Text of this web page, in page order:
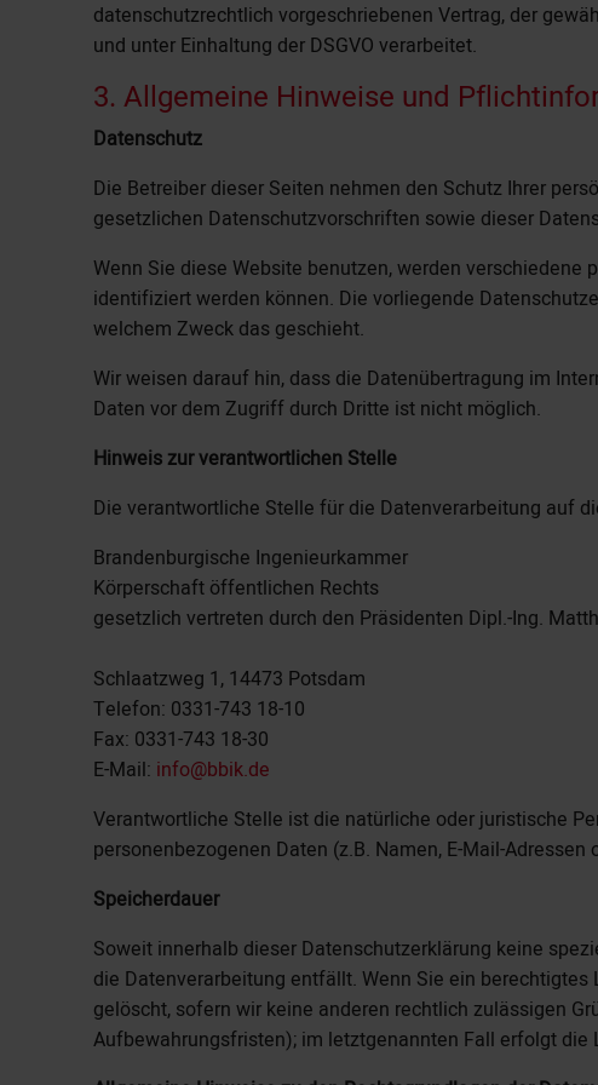
datenschutzrechtlich vorgeschriebenen Vertrag, der
und unter Einhaltung der DSGVO verarbeitet.
3. Allgemeine Hinweise und
Datenschutz
Die Betreiber dieser Seiten nehmen den Schutz Ihrer
gesetzlichen Datenschutzvorschriften sowie dieser
Wenn Sie diese Website benutzen, werden
identifiziert werden können. Die vorliegende
welchem Zweck das geschieht.
Wir weisen darauf hin, dass die Datenübertragung im
Daten vor dem Zugriff durch Dritte ist nicht möglich.
Hinweis zur verantwortlichen Stelle
Die verantwortliche Stelle für die Datenverarbeitung auf
Brandenburgische Ingenieurkammer
Körperschaft öffentlichen Rechts
gesetzlich vertreten durch den Präsidenten Dipl.-Ing.
Schlaatzweg 1, 14473 Potsdam
Telefon: 0331-743 18-10
Fax: 0331-743 18-30
E-Mail: info@bbik.de
Verantwortliche Stelle ist die natürliche oder juristische
personenbezogenen Daten (z.B. Namen, E-Mail-Adressen
Speicherdauer
Soweit innerhalb dieser Datenschutzerklärung keine
die Datenverarbeitung entfällt. Wenn Sie ein
gelöscht, sofern wir keine anderen rechtlich zulässigen
Aufbewahrungsfristen); im letztgenannten Fall erfolgt die